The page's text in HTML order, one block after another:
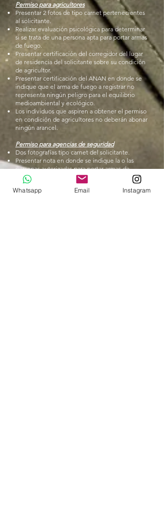
Permiso para agricultores
Presentar 2 fotos de tipo carnet pertenecientes
al solicitante.
Realizar evaluación psicológica para determinar
si se trata de una persona apta para portar armas
de fuego.
Presentar certificación del corregidor del lugar
de residencia del solicitante sobre su condición
de agricultor.
Presentar certificación del ANAN en donde se
indique que el arma de fuego a registrar no
representa ningún peligro para el equilibrio
medioambiental y ecológico.
Los individuos que aspiren a obtener el permiso
en condición de agricultores no deberán abonar
ningún arancel.
Permiso para agencias de seguridad
Dos fotografías tipo carnet del solicitante.
Presentar nota en donde se indique la o las
personas autorizadas para portar armas de
fuego, al igual que su cargo dentro de la
agencia de seguridad.
Presentar evaluación psicológica de la o las
Whatsapp Email Instagram